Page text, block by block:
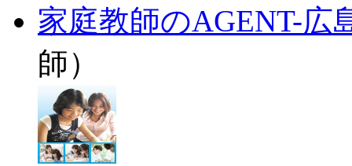
家庭教師のAGENT-広
師）